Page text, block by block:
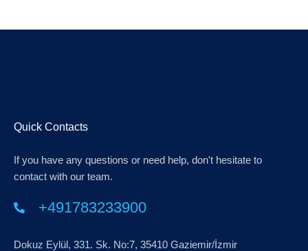
Quick Contacts
If you have any questions or need help, don't hesitate to
contact with our team.
+491783233900
Dokuz Eylül, 331. Sk. No:7, 35410 Gaziemir/İzmir